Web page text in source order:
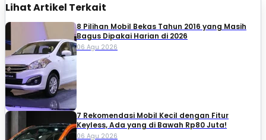
Lihat Artikel Terkait
8 Pilihan Mobil Bekas Tahun 2016 yang Masih
Bagus Dipakai Harian di 2026
06 Agu 2026
7 Rekomendasi Mobil Kecil dengan Fitur
Keyless, Ada yang di Bawah Rp80 Juta!
06 Agu 2026